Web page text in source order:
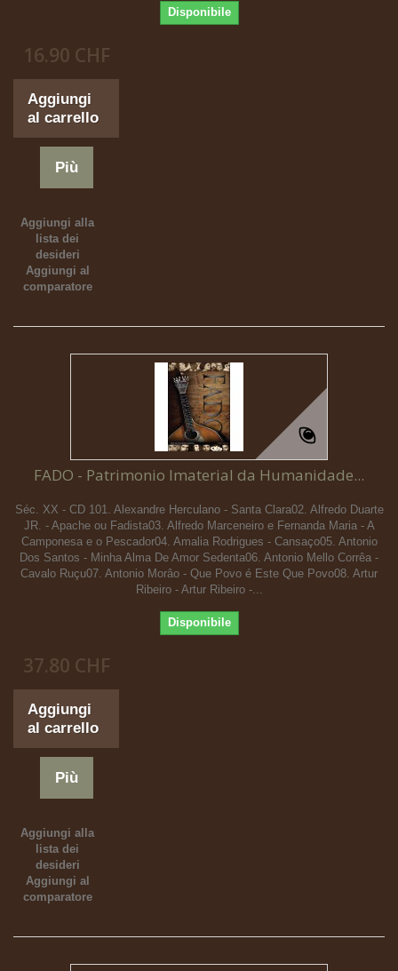
Disponibile
16.90 CHF
Aggiungi
al carrello
Più
Aggiungi alla
lista dei
desideri
Aggiungi al
comparatore
FADO - Patrimonio Imaterial da Humanidade...
Séc. XX - CD 101. Alexandre Herculano - Santa Clara02. Alfredo Duarte
JR. - Apache ou Fadista03. Alfredo Marceneiro e Fernanda Maria - A
Camponesa e o Pescador04. Amalia Rodrigues - Cansaço05. Antonio
Dos Santos - Minha Alma De Amor Sedenta06. Antonio Mello Corrêa -
Cavalo Ruçu07. Antonio Morâo - Que Povo é Este Que Povo08. Artur
Ribeiro - Artur Ribeiro -...
Disponibile
37.80 CHF
Aggiungi
al carrello
Più
Aggiungi alla
lista dei
desideri
Aggiungi al
comparatore